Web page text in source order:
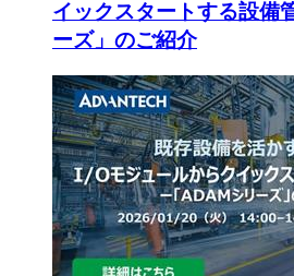
イックスタートする設備
ーズ」のご紹介